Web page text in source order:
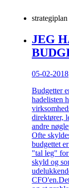
strategiplan
JEG
05-02-2018
Budgetter
hadelisten
direktører,
andre
Ofte
budgettet
"tal leg" for
skyld og